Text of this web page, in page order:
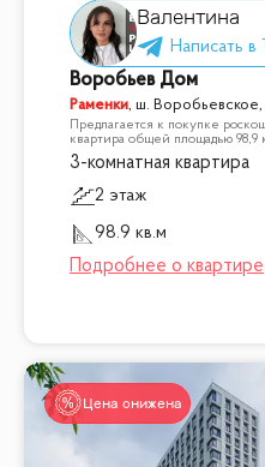
Валентина
Воробьев Дом
Раменки,ш. Воробьевское,
Предлагается к покупке
квартира общей площадью 98,9
3-комнатная квартира
2 этаж
98.9 кв.м
Цена снижена